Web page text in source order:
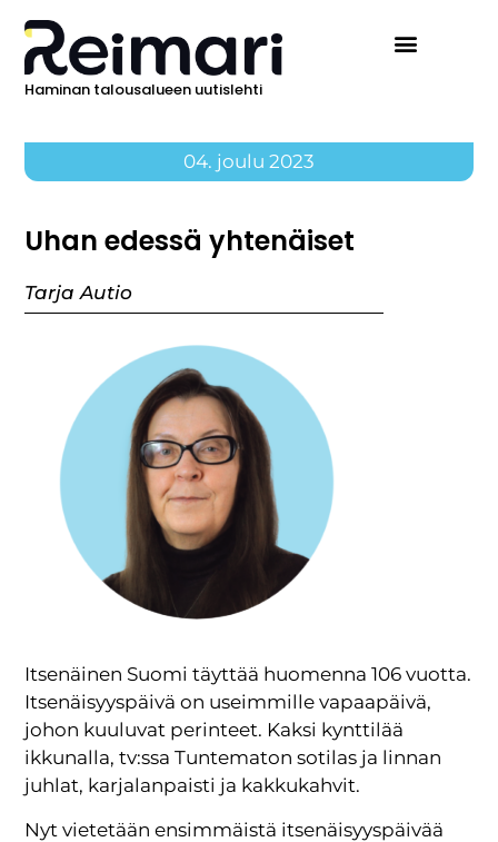
Haminan talousalueen uutislehti
04. joulu 2023
Uhan edessä yhtenäiset
Tarja Autio
Itsenäinen Suomi täyttää huomenna 106 vuotta.
Itsenäisyyspäivä on useimmille vapaapäivä,
johon kuuluvat perinteet. Kaksi kynttilää
ikkunalla, tv:ssa Tuntematon sotilas ja linnan
juhlat, karjalanpaisti ja kakkukahvit.
Nyt vietetään ensimmäistä itsenäisyyspäivää